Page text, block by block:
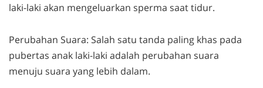
laki-laki akan mengeluarkan sperma saat tidur.
Perubahan Suara: Salah satu tanda paling khas pada
pubertas anak laki-laki adalah perubahan suara
menuju suara yang lebih dalam.